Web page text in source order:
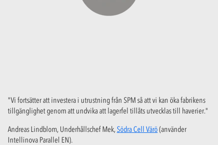
"Vi fortsätter att investera i utrustning från SPM så att vi kan öka fabrikens
tillgänglighet genom att undvika att lagerfel tillåts utvecklas till haverier."
Andreas Lindblom, Underhållschef Mek,Södra Cell Värö(använder
Intellinova Parallel EN).